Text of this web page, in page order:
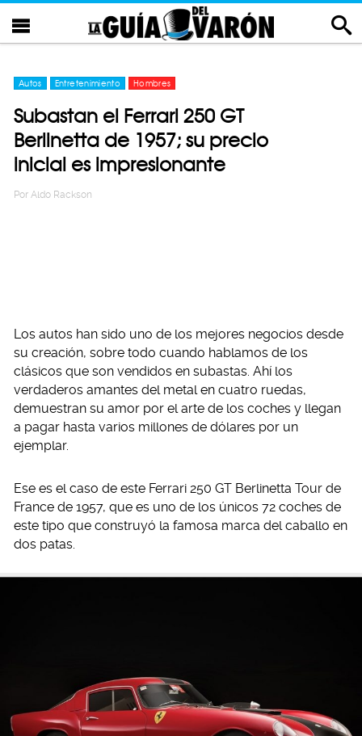
Autos Entretenimiento Hombres
Subastan el Ferrari 250 GT
Berlinetta de 1957; su precio
inicial es impresionante
Por Aldo Rackson
Los autos han sido uno de los mejores negocios desde
su creación, sobre todo cuando hablamos de los
clásicos que son vendidos en subastas. Ahí los
verdaderos amantes del metal en cuatro ruedas,
demuestran su amor por el arte de los coches y llegan
a pagar hasta varios millones de dólares por un
ejemplar.
Ese es el caso de este Ferrari 250 GT Berlinetta Tour de
France de 1957, que es uno de los únicos 72 coches de
este tipo que construyó la famosa marca del caballo en
dos patas.